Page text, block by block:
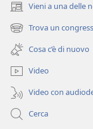
Vieni a una delle
(apre
una
nuova
finestra)
Trova un
(apre
una
nuova
finestra)
Cosa c’è di nuovo
Video
Video con
Cerca